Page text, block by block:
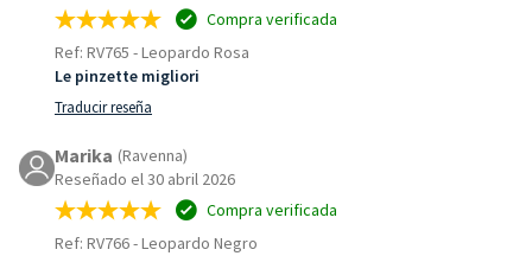
Compra verificada
Ref: RV765 -Leopardo Rosa
Le pinzette migliori
Traducir reseña
Marika (Ravenna)
Reseñado el 30 abril 2026
Compra verificada
Ref: RV766-Leopardo Negro